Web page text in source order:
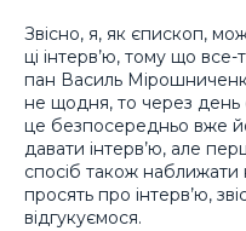
Звісно, я, як єпископ,
ці інтерв’ю, тому що
пан Василь
не щодня, то через день
це безпосередньо вже
давати інтерв’ю, але
спосіб також
просять про інтерв’ю,
відгукуємося.